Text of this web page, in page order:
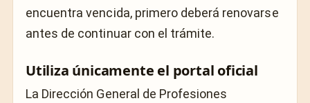
encuentra vencida, primero deberá renovarse
antes de continuar con el trámite.
Utiliza únicamente el portal oficial
La Dirección General de Profesiones